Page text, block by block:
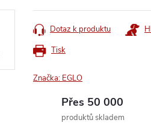
Tisk
Dotaz k produktu
Značka: EGLO
Přes 50 000
produktů skladem